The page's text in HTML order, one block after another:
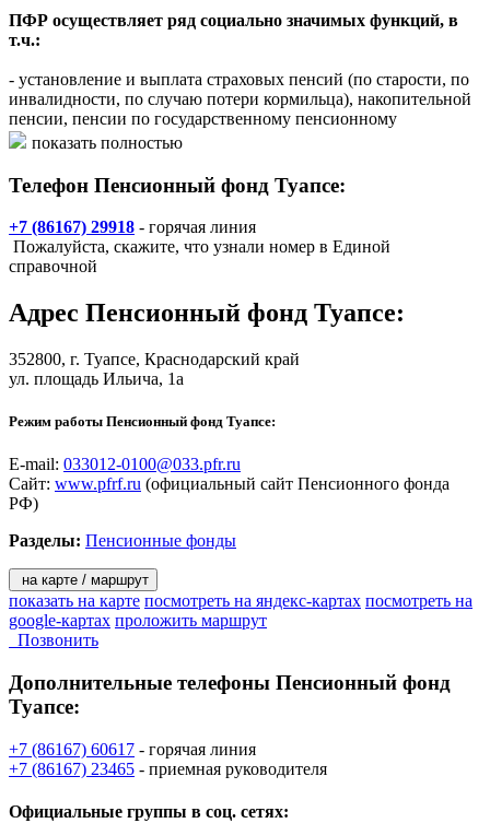
ПФР осуществляет ряд социально значимых функций, в
т.ч.:
- установление и выплата страховых пенсий (по старости, по
инвалидности, по случаю потери кормильца), накопительной
пенсии, пенсии по государственному пенсионному
обеспечению, пенсии военнослужащих и их семей,
- выдача государственных сертификатов на материнский
(семейный) капитал;
- назначение и реализация социальных выплат отдельным
категориям граждан: ветеранам, инвалидам, Героям
Российской Федерации и др.;
- назначение и реализация федеральной социальной доплаты к
регионе;
участников системы обязательного пенсионного страхования;
- формирование, инвестирование и выплата средств
пенсионных накоплений;
- адресная помощь пенсионерам и софинансирование
социальных программ субъектов РФ;
пенсии;
- реализация международных соглашений.
показать полностью
Телефон Пенсионный фонд Туапсе:
+7 (86167) 29918 - горячая линия
Пожалуйста, скажите, что узнали номер в Единой
справочной
Адрес Пенсионный фонд Туапсе:
352800, г. Туапсе, Краснодарский край
ул. площадь Ильича, 1а
Режим работы Пенсионный фонд Туапсе:
E-mail: 033012-0100@033.pfr.ru
Сайт: www.pfrf.ru (официальный сайт Пенсионного фонда
РФ)
Разделы: Пенсионные фонды
на карте / маршрут
показать на карте посмотреть на яндекс-картах посмотреть на
google-картах проложить маршрут
Позвонить
Дополнительные телефоны Пенсионный фонд
Туапсе:
+7 (86167) 60617 - горячая линия
+7 (86167) 23465 - приемная руководителя
Официальные группы в соц. сетях: